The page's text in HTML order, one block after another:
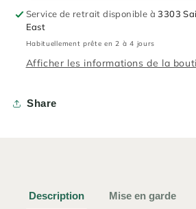
Service de retrait disponible à3303
East
Habituellement prête en 2 à 4 jours
Afficher les informations de la
Share
Description Mise en garde